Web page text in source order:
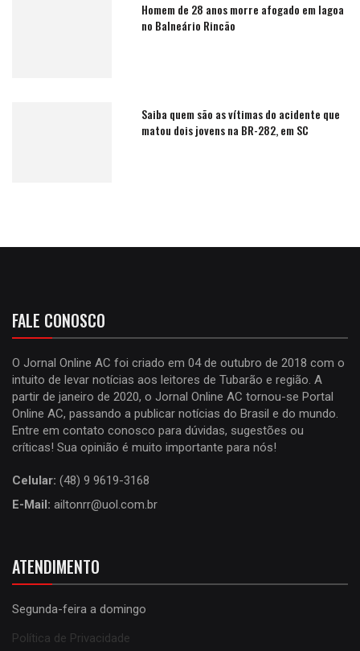
Homem de 28 anos morre afogado em lagoa
no Balneário Rincão
Saiba quem são as vítimas do acidente que
matou dois jovens na BR-282, em SC
FALE CONOSCO
O Jornal Online AC foi criado em 04 de outubro de 2018 com o
intuito de levar notícias aos leitores de Tubarão e região. A
partir de janeiro de 2020, o Jornal Online AC tornou-se Portal
Online AC, passando a publicar notícias do Brasil e do mundo.
Entre em contato conosco para dúvidas, sugestões ou
críticas! Sua opinião é muito importante para nós!
Celular: (48) 9 9619-3168
E-Mail: ailtonrr@uol.com.br
ATENDIMENTO
Segunda-feira a domingo
Política de Privacidade